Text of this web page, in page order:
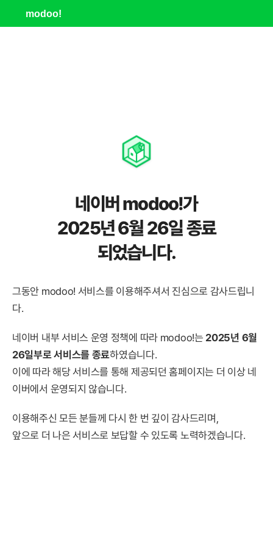
modoo!
네이버 modoo!가
2025년 6월 26일 종료
되었습니다.
그동안 modoo! 서비스를 이용해주셔서 진심으로 감사드립니
다.
네이버 내부 서비스 운영 정책에 따라 modoo!는 2025년 6월
26일부로 서비스를 종료하였습니다.
이에 따라 해당 서비스를 통해 제공되던 홈페이지는 더 이상 네
이버에서 운영되지 않습니다.
이용해주신 모든 분들께 다시 한 번 깊이 감사드리며,
앞으로 더 나은 서비스로 보답할 수 있도록 노력하겠습니다.